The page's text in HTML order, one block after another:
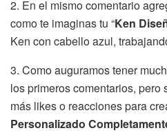
2. En el mismo comentario
como te imaginas tu “Ken
Ken con cabello azul,
3. Como auguramos tener
los primeros comentarios, pero
más likes o reacciones para
Personalizado